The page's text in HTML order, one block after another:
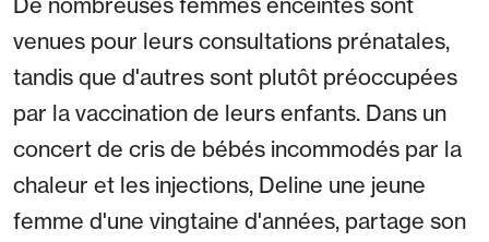
venues pour leurs consultations prénatales,
tandis que d'autres sont plutôt préoccupées
par la vaccination de leurs enfants. Dans un
concert de cris de bébés incommodés par la
chaleur et les injections, Deline une jeune
femme d'une vingtaine d'années, partage son